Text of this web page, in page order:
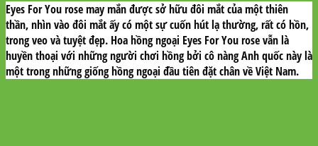
Eyes For You rose may mắn được sở hữu đôi mắt của một thiên
thần, nhìn vào đôi mắt ấy có một sự cuốn hút lạ thường, rất có hồn,
trong veo và tuyệt đẹp. Hoa hồng ngoại Eyes For You rose vẫn là
huyền thoại với những người chơi hồng bởi cô nàng Anh quốc này là
một trong những giống hồng ngoại đầu tiên đặt chân về Việt Nam.